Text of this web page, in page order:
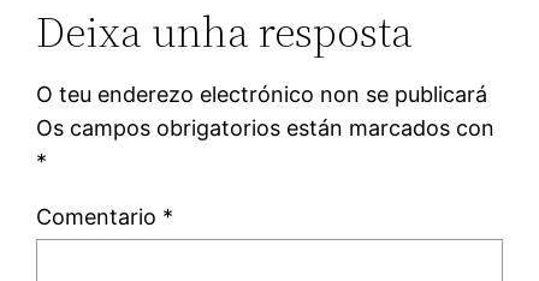
Deixa unha resposta
O teu enderezo electrónico non se publicará
Os campos obrigatorios están marcados con
*
Comentario *